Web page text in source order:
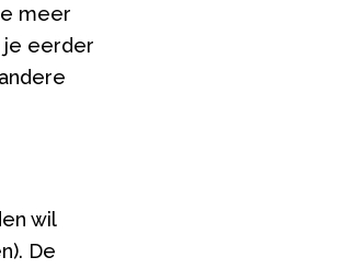
meer
je eerder
wil
De